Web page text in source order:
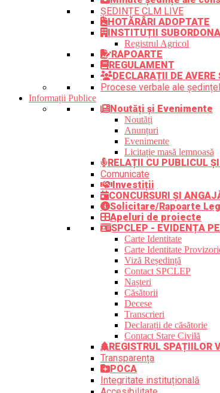
ȘEDINȚE CLM LIVE
HOTĂRÂRI ADOPTATE
INSTITUȚII
Registrul Agricol
RAPOARTE
REGULAMENT
DECLARAȚII DE
Procese verbale ale
Informații Publice
Noutăți și Evenimente
Noutăți
Anunțuri
Evenimente
Licitație masă lemnoasă
RELAȚII CU PUBLICUL
Comunicate
Investiții
CONCURSURI ȘI
Solicitare/Rapoarte
Apeluri de proiecte
SPCLEP - EVIDENȚA
Carte Identitate
Carte Identitate
Viză Reședință
Contact SPCLEP
Nașteri
Căsătorii
Decese
Transcrieri
Declarații de căsătorie
Contact Stare Civilă
REGISTRUL SPAȚIILOR
Transparența
POCA
Integritate instituțională